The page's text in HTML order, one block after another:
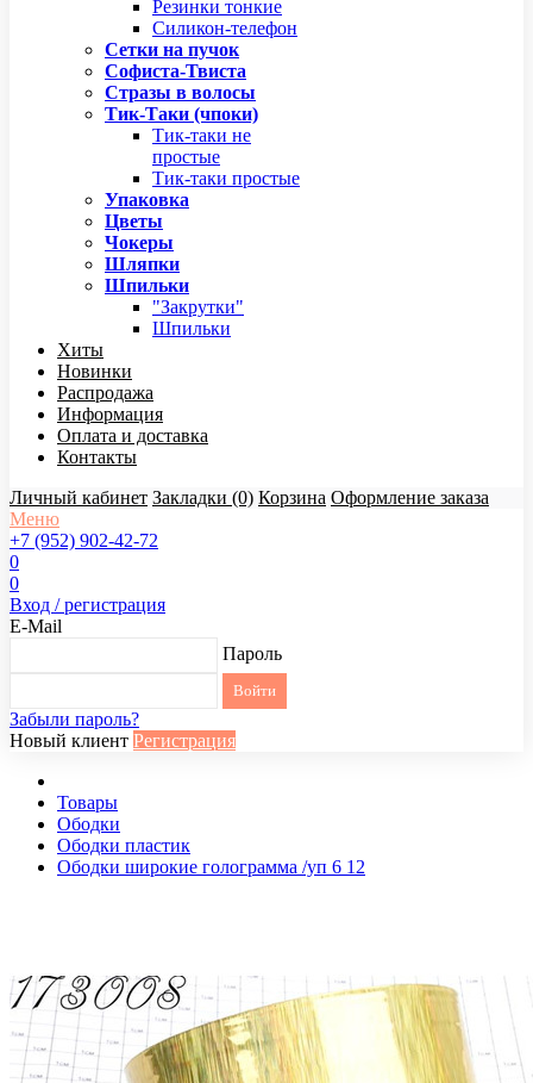
Резинки тонкие
Силикон-телефон
Сетки на пучок
Софиста-Твиста
Стразы в волосы
Тик-Таки (чпоки)
Тик-таки не
простые
Тик-таки простые
Упаковка
Цветы
Чокеры
Шляпки
Шпильки
"Закрутки"
Шпильки
Хиты
Новинки
Распродажа
Информация
Оплата и доставка
Контакты
Личный кабинет Закладки (0) Корзина Оформление заказа
Меню
+7 (952) 902-42-72
0
0
Вход / регистрация
E-Mail
Пароль
Забыли пароль?
Новый клиент Регистрация
Товары
Ободки
Ободки пластик
Ободки широкие голограмма /уп 6 12